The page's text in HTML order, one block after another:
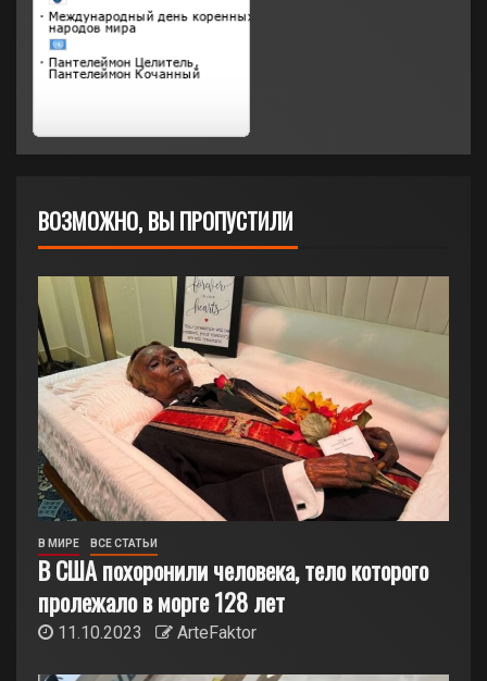
ВОЗМОЖНО, ВЫ ПРОПУСТИЛИ
В МИРЕ ВСЕ СТАТЬИ
В США похоронили человека, тело которого
пролежало в морге 128 лет
11.10.2023 ArteFaktor